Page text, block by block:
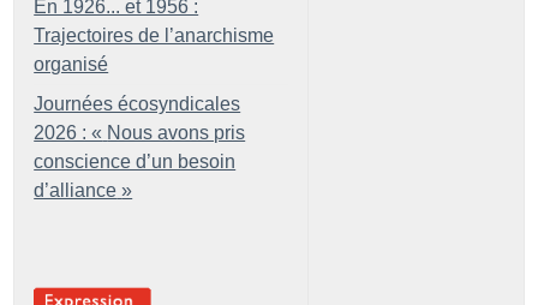
En 1926... et 1956 :
Trajectoires de l’anarchisme
organisé
Journées écosyndicales
2026 : « Nous avons pris
conscience d’un besoin
d’alliance »